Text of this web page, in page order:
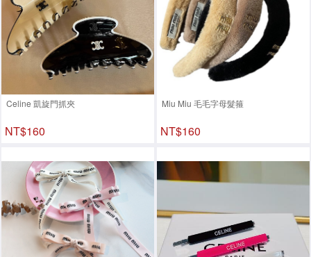
Celine 凱旋門抓夾
NT$160
Miu Miu 毛毛字母髮箍
NT$160